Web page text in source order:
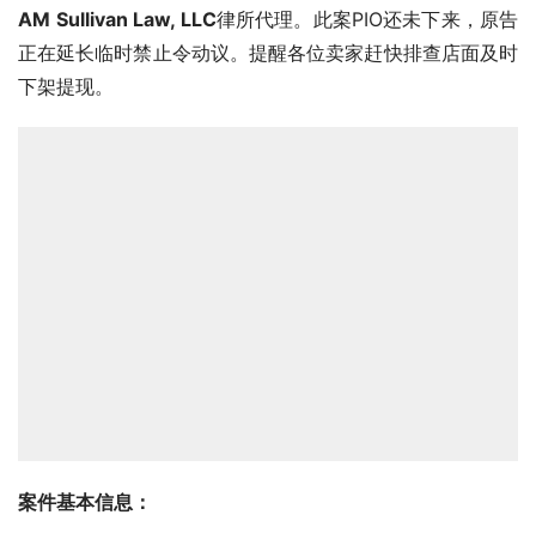
AM Sullivan Law, LLC律所代理。此案PIO还未下来，原告
正在延长临时禁止令动议。提醒各位卖家赶快排查店面及时
下架提现。
案件基本信息：